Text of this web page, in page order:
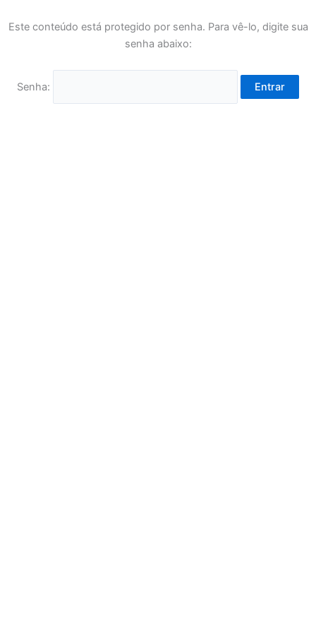
Este conteúdo está protegido por senha. Para vê-lo, digite sua
senha abaixo:
Senha: